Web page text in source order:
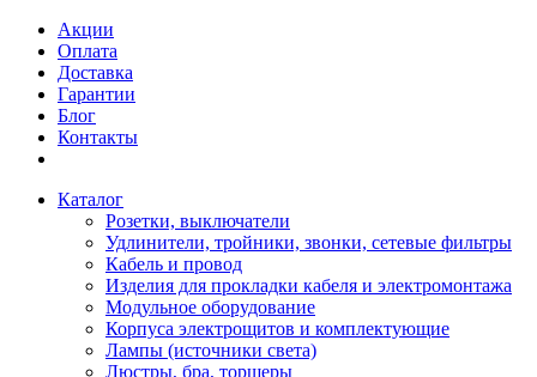
Акции
Оплата
Доставка
Гарантии
Блог
Контакты
Каталог
Розетки, выключатели
Удлинители, тройники, звонки, сетевые фильтры
Кабель и провод
Изделия для прокладки кабеля и электромонтажа
Модульное оборудование
Корпуса электрощитов и комплектующие
Лампы (источники света)
Люстры, бра, торшеры